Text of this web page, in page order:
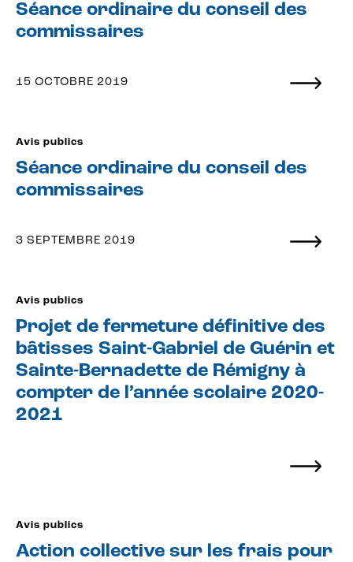
Séance ordinaire du conseil des
commissaires
15 OCTOBRE 2019
Avis publics
Séance ordinaire du conseil des
commissaires
3 SEPTEMBRE 2019
Avis publics
Projet de fermeture définitive des
bâtisses Saint-Gabriel de Guérin et
Sainte-Bernadette de Rémigny à
compter de l’année scolaire 2020-
2021
Avis publics
Action collective sur les frais pour